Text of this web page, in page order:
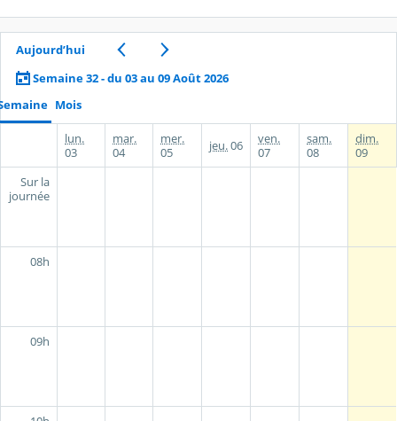
Aujourd’hui
Semaine 32 - du 03 au 09 Août 2026
Mois
lun.
03
mar.
04
mer.
05
jeu.06
ven.
07
sam.
08
dim.
09
Sur la
journée
08h
09h